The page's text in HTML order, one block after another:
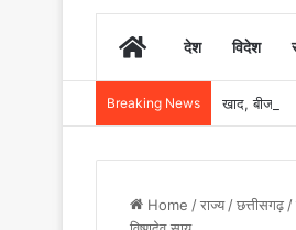
Homeदेश विदेश
Breaking News खाद, बीज और
Home /राज्य/छत्तीसगढ़/